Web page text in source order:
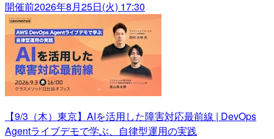
開催前2026年8月25日(火) 17:30
【9/3（木）東京】AIを活用した障害対応最前線 | DevOps
Agentライブデモで学ぶ、自律型運用の実践